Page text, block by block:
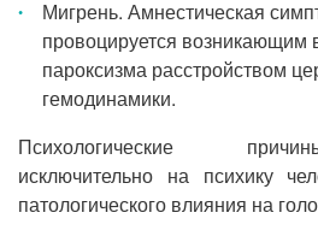
Мигрень. Амнестическая
провоцируется возникающим
пароксизма расстройством
гемодинамики.
Психологические
исключительно на психику
патологического влияния на